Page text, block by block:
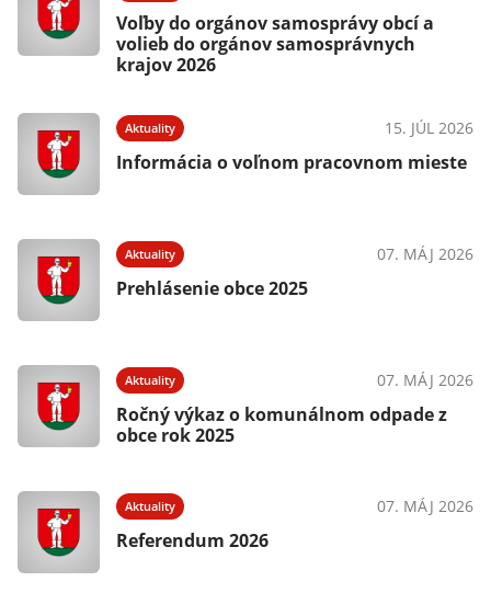
Voľby do orgánov samosprávy obcí a
volieb do orgánov samosprávnych
krajov 2026
Aktuality 15. JÚL 2026
Informácia o voľnom pracovnom mieste
Aktuality 07. MÁJ 2026
Prehlásenie obce 2025
Aktuality 07. MÁJ 2026
Ročný výkaz o komunálnom odpade z
obce rok 2025
Aktuality 07. MÁJ 2026
Referendum 2026